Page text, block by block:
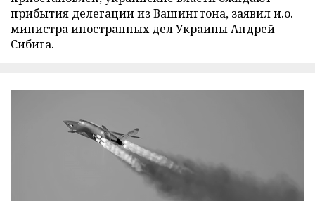
прибытия делегации из Вашингтона, заявил и.о.
министра иностранных дел Украины Андрей
Сибига.